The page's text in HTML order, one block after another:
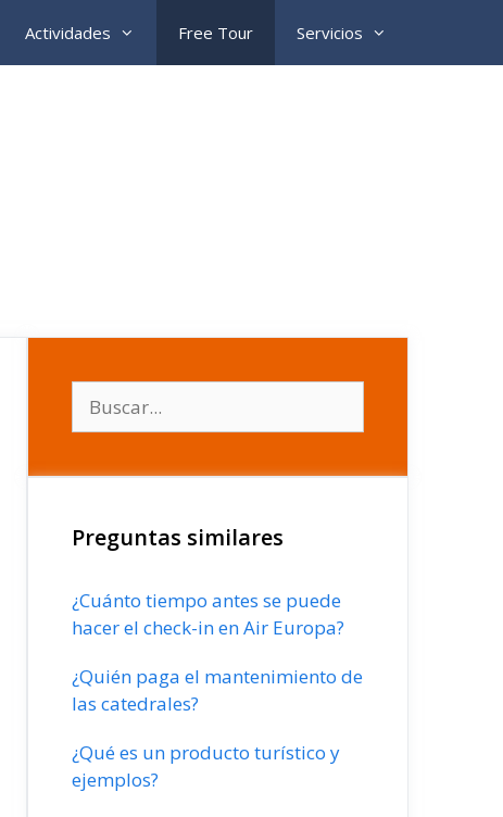
Actividades Free Tour Servicios
Preguntas similares
¿Cuánto tiempo antes se puede
hacer el check-in en Air Europa?
¿Quién paga el mantenimiento de
las catedrales?
¿Qué es un producto turístico y
ejemplos?